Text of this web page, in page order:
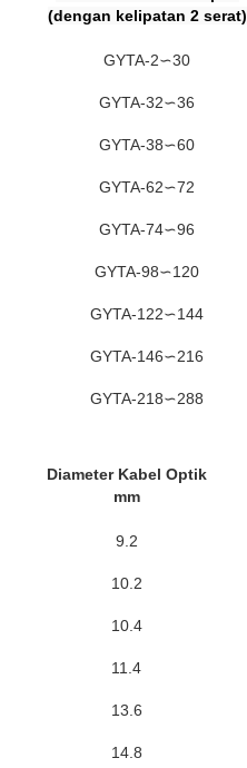
(dengan kelipatan 2 serat)
GYTA-2∽30
GYTA-32∽36
GYTA-38∽60
GYTA-62∽72
GYTA-74∽96
GYTA-98∽120
GYTA-122∽144
GYTA-146∽216
GYTA-218∽288
Diameter Kabel Optik
mm
9.2
10.2
10.4
11.4
13.6
14.8